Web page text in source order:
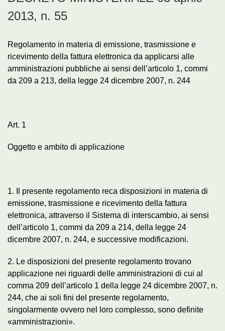
2013, n. 55
Regolamento in materia di emissione, trasmissione e
ricevimento della fattura elettronica da applicarsi alle
amministrazioni pubbliche ai sensi dell’articolo 1, commi
da 209 a 213, della legge 24 dicembre 2007, n. 244
Art. 1
Oggetto e ambito di applicazione
1. Il presente regolamento reca disposizioni in materia di
emissione, trasmissione e ricevimento della fattura
elettronica, attraverso il Sistema di interscambio, ai sensi
dell’articolo 1, commi da 209 a 214, della legge 24
dicembre 2007, n. 244, e successive modificazioni.
2. Le disposizioni del presente regolamento trovano
applicazione nei riguardi delle amministrazioni di cui al
comma 209 dell’articolo 1 della legge 24 dicembre 2007, n.
244, che ai soli fini del presente regolamento,
singolarmente ovvero nel loro complesso, sono definite
«amministrazioni».